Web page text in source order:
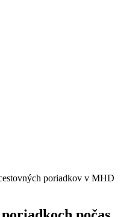
poriadkov v MHD